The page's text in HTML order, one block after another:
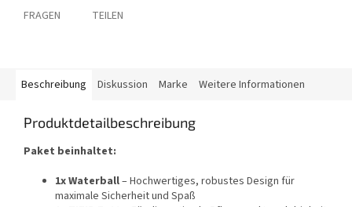
FRAGEN TEILEN
Beschreibung Diskussion Marke Weitere Informationen
Produktdetailbeschreibung
Paket beinhaltet:
1x Waterball– Hochwertiges, robustes Design für
maximale Sicherheit und Spaß